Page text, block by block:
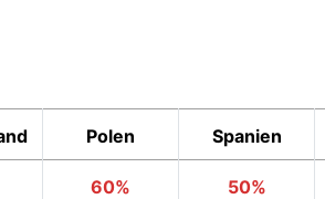
Polen Spanien
60% 50%